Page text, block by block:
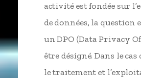
activité est fondée sur
de données, la question
un DPO (Data Privacy
être désigné. Dans le
le traitement et